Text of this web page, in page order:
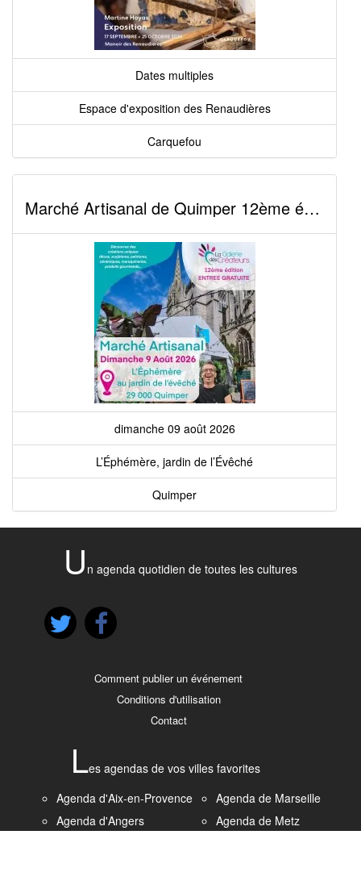
Dates multiples
Espace d'exposition des Renaudières
Carquefou
Marché Artisanal de Quimper 12ème édition
dimanche 09 août 2026
L’Éphémère, jardin de l’Évêché
Quimper
U n agenda quotidien de toutes les cultures
Comment publier un événement
Conditions d'utilisation
Contact
Les agendas de vos villes favorites
Agenda d'Aix-en-Provence
Agenda d'Angers
Agenda de Marseille
Agenda de Metz